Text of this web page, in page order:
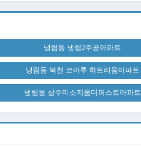
냉림동 냉림2주공아파트
냉림동 북천 코아루 하트리움아파트
냉림동 상주미소지움더퍼스트아파트